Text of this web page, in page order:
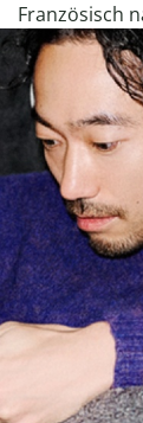
Französisch